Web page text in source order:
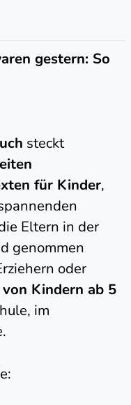
gestern: So
steckt
für Kinder,
Eltern in der
genommen
oder
Kindern ab 5
im